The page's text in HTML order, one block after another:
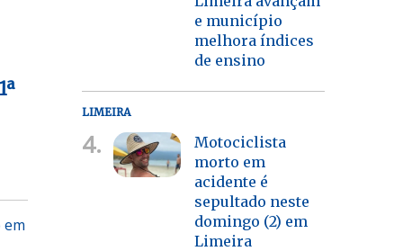
em
e município
melhora índices
de ensino
LIMEIRA
4.
Motociclista
morto em
acidente é
sepultado neste
domingo (2) em
Limeira